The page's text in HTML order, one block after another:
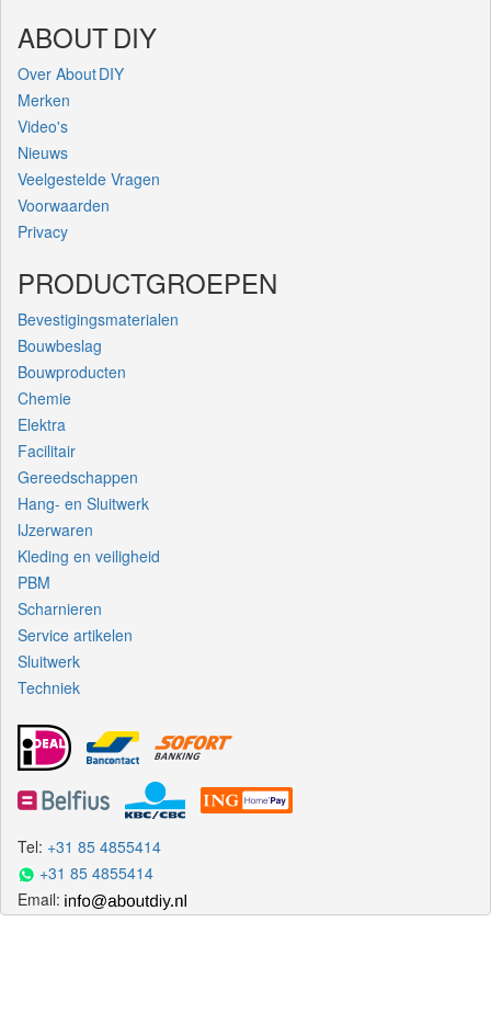
ABOUT DIY
Over About DIY
Merken
Video's
Nieuws
Veelgestelde Vragen
Voorwaarden
Privacy
PRODUCTGROEPEN
Bevestigingsmaterialen
Bouwbeslag
Bouwproducten
Chemie
Elektra
Facilitair
Gereedschappen
Hang- en Sluitwerk
IJzerwaren
Kleding en veiligheid
PBM
Scharnieren
Service artikelen
Sluitwerk
Techniek
Tel: +31 85 4855414
+31 85 4855414
Email: